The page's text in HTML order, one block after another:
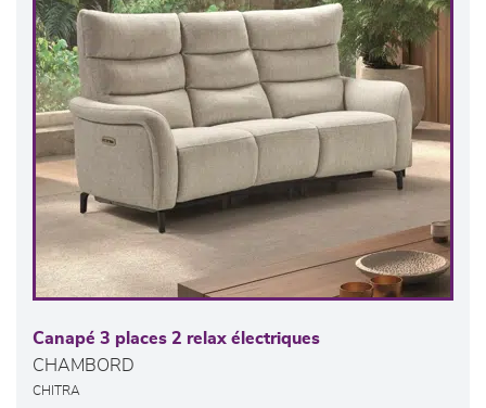
Canapé 3 places 2 relax électriques
CHAMBORD
CHITRA